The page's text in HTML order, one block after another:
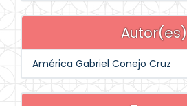
Autor(es)
América Gabriel Conejo Cruz